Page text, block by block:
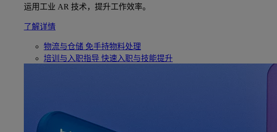
运用工业 AR 技术，提升工作效率。
了解详情
物流与仓储 免手持物料处理
培训与入职指导 快速入职与技能提升